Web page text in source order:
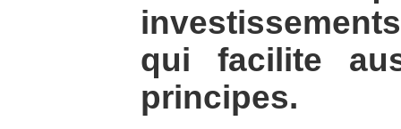
qui facilite
principes.